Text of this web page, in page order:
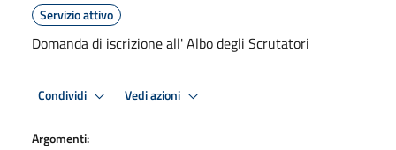
Servizio attivo
Domanda di iscrizione all' Albo degli Scrutatori
Condividi Vedi azioni
Argomenti: